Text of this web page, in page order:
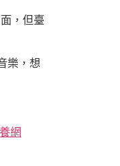
，但臺
樂，想
網